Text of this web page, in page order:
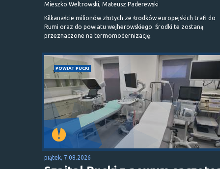
Mieszko Weltrowski, Mateusz Paderewski
Kilkanaście milionów złotych ze środków europejskich trafi do
Rumi oraz do powiatu wejherowskiego. Środki te zostaną
przeznaczone na termomodernizację.
POWIAT PUCKI
piątek, 7.08.2026